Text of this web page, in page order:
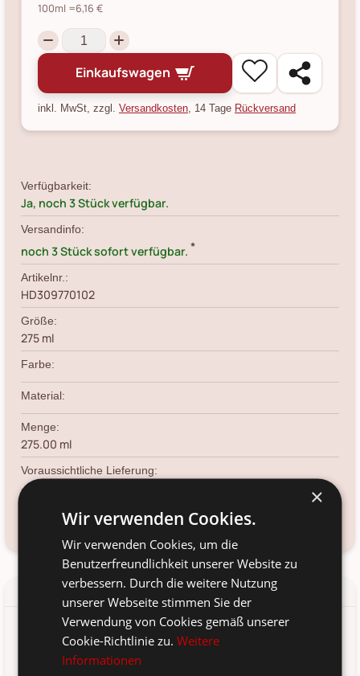
100ml =6,16 €
Einkaufswagen
inkl. MwSt, zzgl. Versandkosten, 14 Tage Rückversand
Verfügbarkeit:
Ja, noch 3 Stück verfügbar.
Versandinfo:
noch 3 Stück sofort verfügbar. *
Artikelnr.:
HD309770102
Größe:
275 ml
Farbe:
Material:
Menge:
275.00 ml
Voraussichtliche Lieferung:
12. Aug
Frage zum Produkt?Kundenservice kontaktieren
Produkt-/Sicherheitshinweise
Die Gesichts- und Körperlotion von Meraki macht Ihre tägliche
Hautpflege einfach. Diese Lotion wurde speziell für Männer
entwickelt und pflegt und spendet Feuchtigkeit. Es kann auf
×
Wir verwenden Cookies.
Wir verwenden Cookies, um die
Benutzerfreundlichkeit unserer Website zu
verbessern. Durch die weitere Nutzung
unserer Webseite stimmen Sie der
Verwendung von Cookies gemäß unserer
Cookie-Richtlinie zu.Weitere
Informationen